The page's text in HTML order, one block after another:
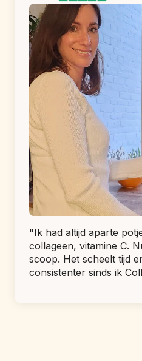
"Ik had altijd aparte
collageen, vitamine C.
scoop. Het scheelt tijd
consistenter sinds ik